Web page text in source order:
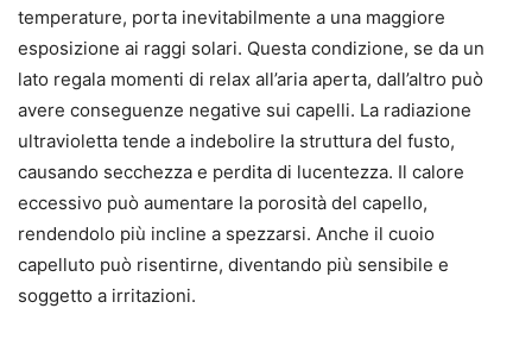
temperature, porta inevitabilmente a una maggiore
esposizione ai raggi solari. Questa condizione, se da un
lato regala momenti di relax all’aria aperta, dall’altro può
avere conseguenze negative sui capelli. La radiazione
ultravioletta tende a indebolire la struttura del fusto,
causando secchezza e perdita di lucentezza. Il calore
eccessivo può aumentare la porosità del capello,
rendendolo più incline a spezzarsi. Anche il cuoio
capelluto può risentirne, diventando più sensibile e
soggetto a irritazioni.